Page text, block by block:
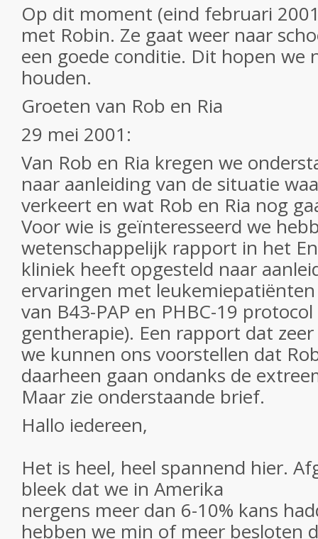
Op dit moment (eind februari
met Robin. Ze gaat weer naar
een goede conditie. Dit hopen we
houden.
Groeten van Rob en Ria
29 mei 2001:
Van Rob en Ria kregen we
naar aanleiding van de situatie
verkeert en wat Rob en Ria nog
Voor wie is geïnteresseerd we
wetenschappelijk rapport in het
kliniek heeft opgesteld naar
ervaringen met
van B43-PAP en PHBC-19
gentherapie). Een rapport dat
we kunnen ons voorstellen dat
daarheen gaan ondanks de
Maar zie onderstaande brief.
Hallo iedereen,
Het is heel, heel spannend hier.
bleek dat we in Amerika
nergens meer dan 6-10% kans
hebben we min of meer besloten